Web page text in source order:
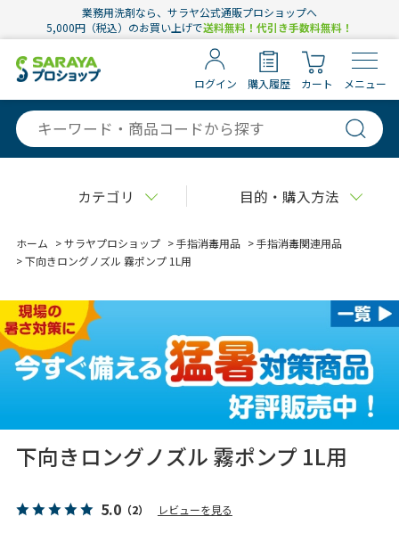
業務用洗剤なら、サラヤ公式通販プロショップへ
5,000円（税込）のお買い上げで送料無料！代引き手数料無料！
ログイン 購入履歴 カート メニュー
カテゴリ 目的・購入方法
ホーム >サラヤプロショップ >手指消毒用品 >手指消毒関連用品
>下向きロングノズル 霧ポンプ 1L用
下向きロングノズル 霧ポンプ 1L用
5.0（2） レビューを見る